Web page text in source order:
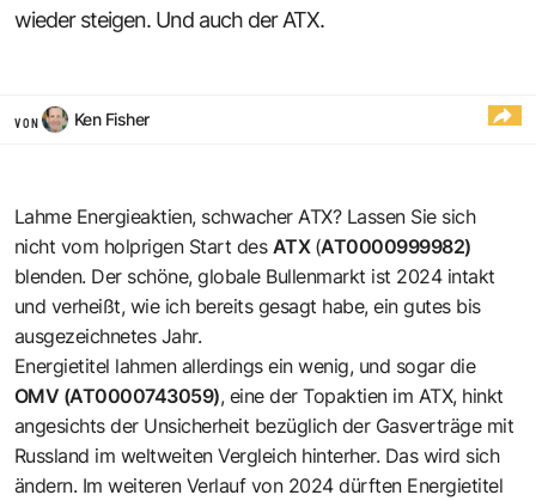
wieder steigen. Und auch der ATX.
VON Ken Fisher
Lahme Energieaktien, schwacher ATX? Lassen Sie sich
nicht vom holprigen Start des ATX (AT0000999982)
blenden. Der schöne, globale Bullenmarkt ist 2024 intakt
und verheißt, wie ich bereits gesagt habe, ein gutes bis
ausgezeichnetes Jahr.
Energietitel lahmen allerdings ein wenig, und sogar die
OMV (AT0000743059), eine der Topaktien im ATX, hinkt
angesichts der Unsicherheit bezüglich der Gasverträge mit
Russland im weltweiten Vergleich hinterher. Das wird sich
ändern. Im weiteren Verlauf von 2024 dürften Energietitel